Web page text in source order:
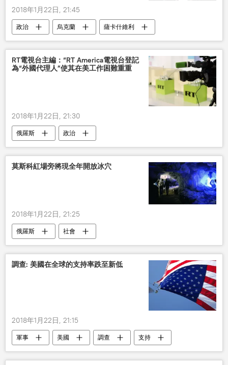
2018年1月22日, 21:45
政治 烏克蘭
薩卡什維利
審判
彼得•波羅申科
RT電視台主編：“RT America電視台登記
為“外國代理人”使其在美工作困難重重
2018年1月22日, 21:30
俄羅斯 政治
莫斯科紅場旁將現全年開放冰穴
2018年1月22日, 21:25
俄羅斯 社會
調查: 美國在全球的支持率跌至新低
2018年1月22日, 21:15
軍事 美國 調查 支持